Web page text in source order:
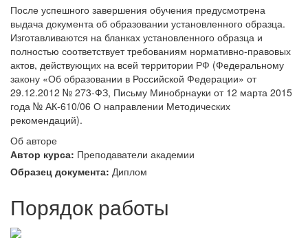
После успешного завершения обучения предусмотрена
выдача документа об образовании установленного образца.
Изготавливаются на бланках установленного образца и
полностью соответствует требованиям нормативно-правовых
актов, действующих на всей территории РФ (Федеральному
закону «Об образовании в Российской Федерации» от
29.12.2012 № 273-ФЗ, Письму Минобрнауки от 12 марта 2015
года № АК-610/06 О направлении Методических
рекомендаций).
Об авторе
Автор курса: Преподаватели академии
Образец документа: Диплом
Порядок работы